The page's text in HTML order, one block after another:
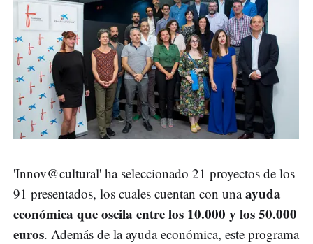
'Innov@cultural' ha seleccionado 21 proyectos de los
91 presentados, los cuales cuentan con unaayuda
económica que oscila entre los 10.000 y los 50.000
euros. Además de la ayuda económica, este programa